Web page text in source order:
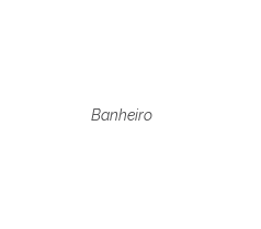
Banheiro